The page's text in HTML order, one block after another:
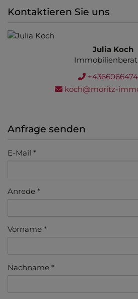
Kontaktieren Sie uns
Julia Koch
koch@moritz-
Anfrage senden
E-Mail
Anrede
Vorname
Nachname